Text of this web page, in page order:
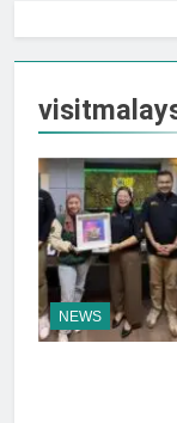
NEWS